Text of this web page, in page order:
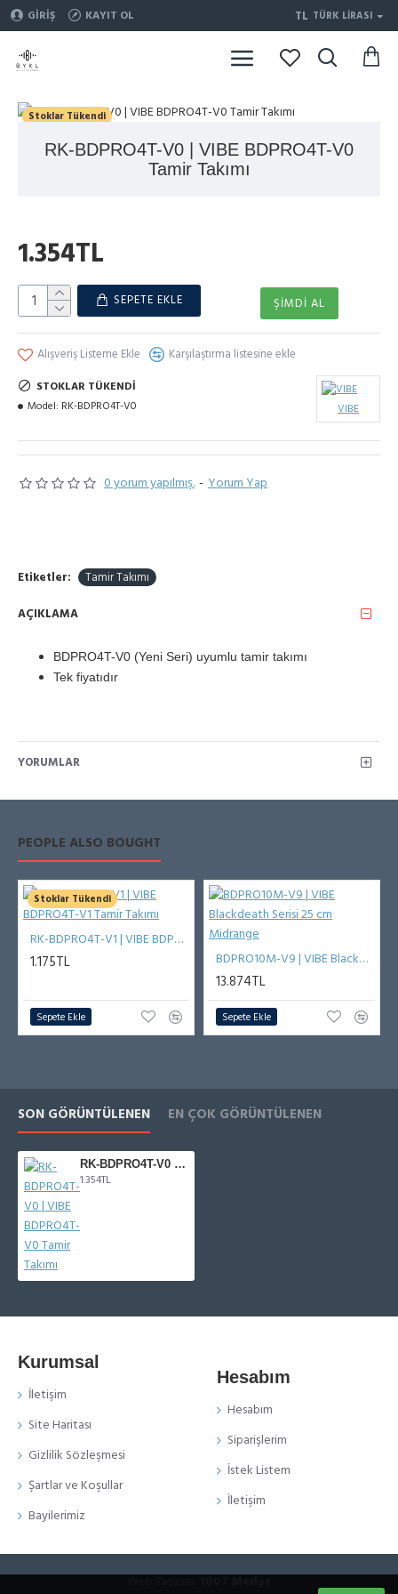
GIRIŞ KAYIT OL TL TÜRK LIRASI
Stoklar Tükendi
RK-BDPRO4T-V0 | VIBE BDPRO4T-V0
Tamir Takımı
STOKLAR TÜKENDI
Model: RK-BDPRO4T-V0 VIBE
0 yorum yapılmış. - Yorum Yap
1.354TL
SEPETE EKLE ŞIMDI AL
Alışveriş Listeme Ekle Karşılaştırma listesine ekle
Etiketler: Tamir Takımı
AÇIKLAMA
BDPRO4T-V0 (Yeni Seri) uyumlu tamir takımı
Tek fiyatıdır
YORUMLAR
PEOPLE ALSO BOUGHT
Stoklar Tükendi
RK-BDPRO4T-V1 | VIBE BDPRO4T-V1 Tamir Takımı
1.175TL
Sepete Ekle
BDPRO10M-V9 | VIBE Blackdeath Serisi 25 cm Midrange
13.874TL
Sepete Ekle
SON GÖRÜNTÜLENEN EN ÇOK GÖRÜNTÜLENEN
RK-BDPRO4T-V0 | VIBE BDPRO4T-V0 Tamir Takımı
1.354TL
Kurumsal
İletişim
Site Haritası
Gizlilik Sözleşmesi
Şartlar ve Koşullar
Bayilerimiz
Hesabım
Hesabım
Siparişlerim
İstek Listem
İletişim